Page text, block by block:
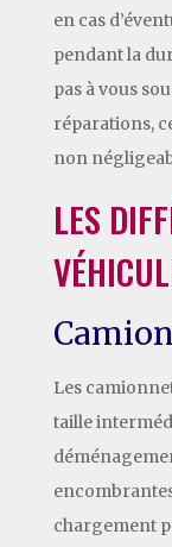
en cas
pendant la
pas à vous
réparations,
non
LES
Les
taille
chargement